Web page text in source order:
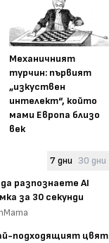
Механичният
турчин: първият
„изкуствен
интелект“, който
мами Европа близо
век
7 дни 30 дни
да разпознаете AI
за 30 секунди
подходящият цвят